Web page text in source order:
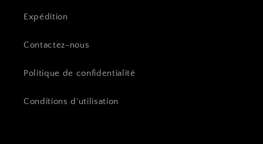
Expédition
Contactez-nous
Politique de confidentialité
Conditions d'utilisation